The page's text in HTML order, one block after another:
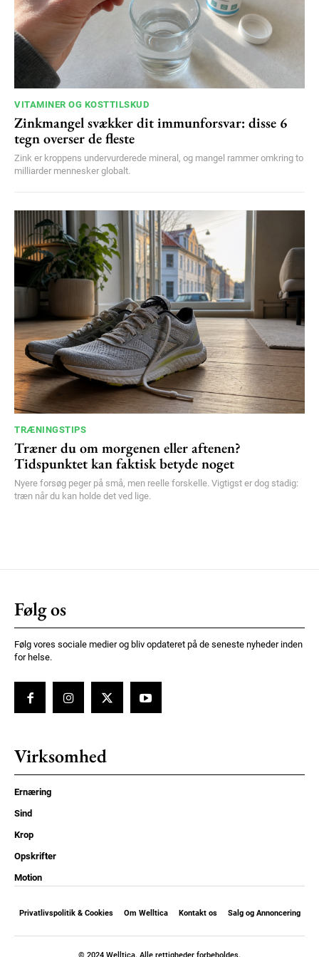
VITAMINER OG KOSTTILSKUD
Zinkmangel svækker dit immunforsvar: disse 6
tegn overser de fleste
Zink er kroppens undervurderede mineral, og mangel rammer omkring to
milliarder mennesker globalt.
TRÆNINGSTIPS
Træner du om morgenen eller aftenen?
Tidspunktet kan faktisk betyde noget
Nyere forsøg peger på små, men reelle forskelle. Vigtigst er dog stadig:
træn når du kan holde det ved lige.
Følg os
Følg vores sociale medier og bliv opdateret på de seneste nyheder inden
for helse.
Virksomhed
Ernæring
Sind
Krop
Opskrifter
Motion
Privatlivspolitik & Cookies Om Welltica Kontakt os Salg og Annoncering